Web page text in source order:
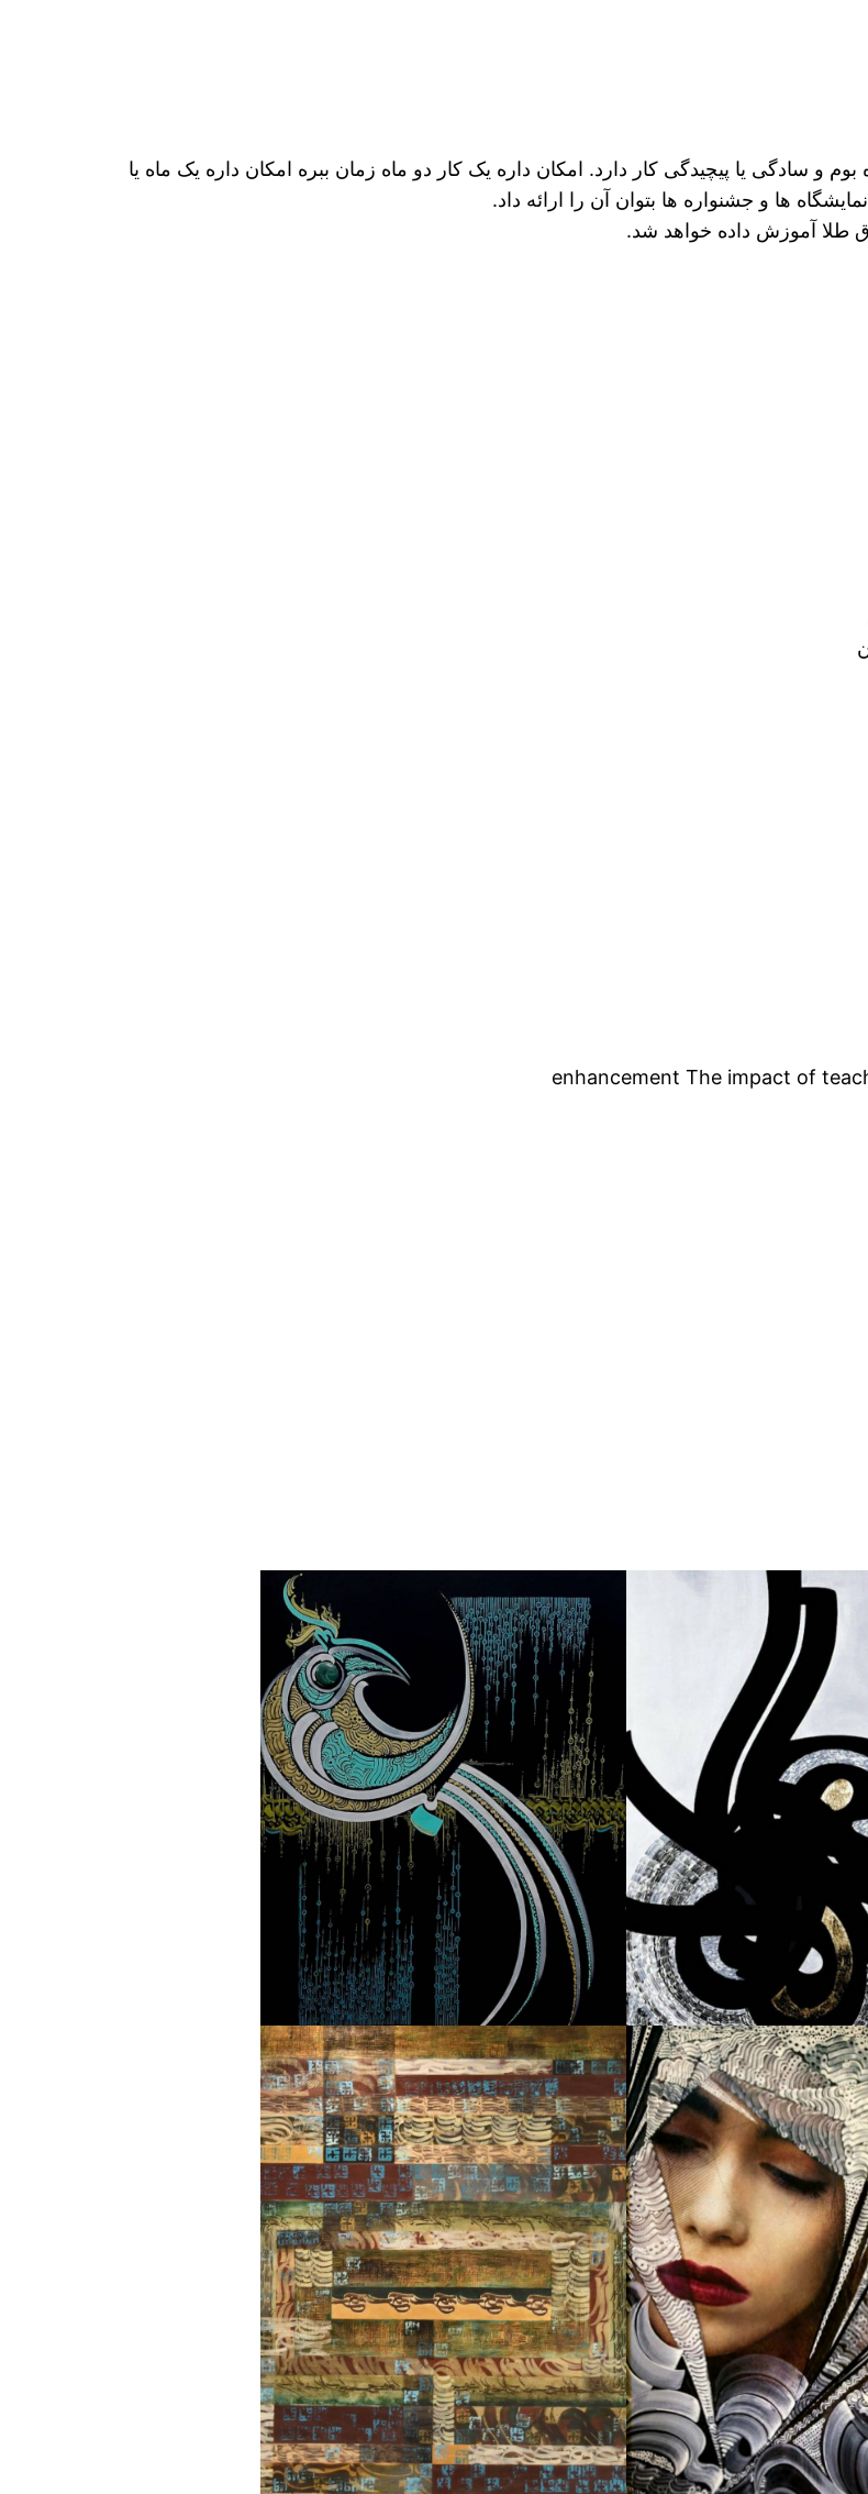
و سادگی یا پیچیدگی کار دارد. امکان داره یک کار دو ماه زمان ببره امکان داره یک ماه یا
ها و جشنواره ها بتوان آن را ارائه داد.
طلا آموزش داده خواهد شد.
enhancement The impact of